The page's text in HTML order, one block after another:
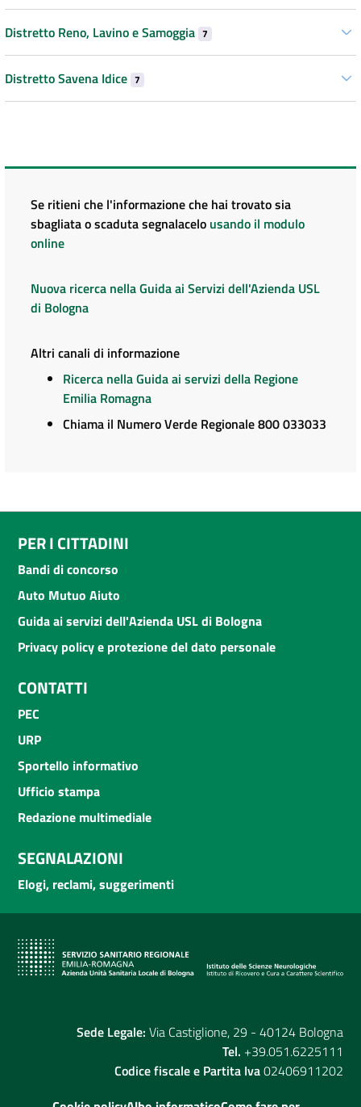
Distretto Reno, Lavino e Samoggia 7
Distretto Savena Idice 7
Se ritieni che l'informazione che hai trovato sia
sbagliata o scaduta segnalacelo usando il modulo
online
Nuova ricerca nella Guida ai Servizi dell'Azienda USL
di Bologna
Altri canali di informazione
Ricerca nella Guida ai servizi della Regione
Emilia Romagna
Chiama il Numero Verde Regionale 800 033033
PER I CITTADINI
Bandi di concorso
Auto Mutuo Aiuto
Guida ai servizi dell'Azienda USL di Bologna
Privacy policy e protezione del dato personale
CONTATTI
PEC
URP
Sportello informativo
Ufficio stampa
Redazione multimediale
SEGNALAZIONI
Elogi, reclami, suggerimenti
Sede Legale: Via Castiglione, 29 - 40124 Bologna
Tel. +39.051.6225111
Codice fiscale e Partita Iva02406911202